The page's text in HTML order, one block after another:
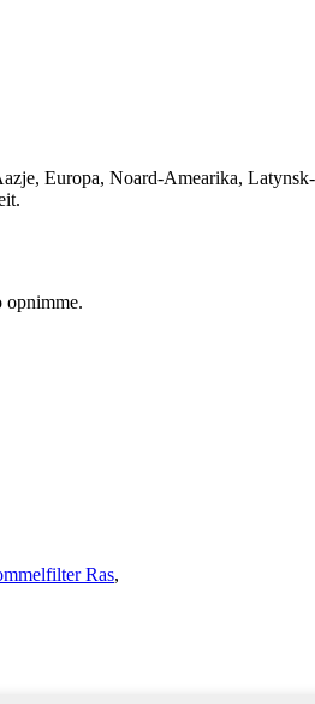
Europa, Noard-Amearika,
opnimme.
Ras,